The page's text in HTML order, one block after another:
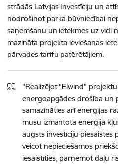
strādās Latvijas Investīciju un
nodrošinot parka būvniecībai
saņemšanu un ietekmes uz vidi
mazināta projekta ieviešanas
pārvades tarifu patērētājiem.
“Realizējot “Elwind”
energoapgādes drošība un
samazināties arī enerģijas
mūsu izmantotā enerģija
augsts investīciju piesaistes
veicot nepieciešamos
iesaistīties, pārņemot daļu